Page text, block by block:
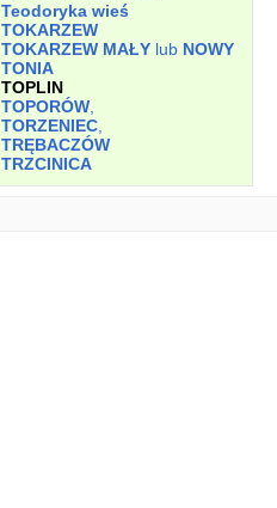
Teodoryka wieś
TOKARZEW
TOKARZEW MAŁY lub NOWY
TONIA
TOPLIN
TOPORÓW
TORZENIEC
TRĘBACZÓW
TRZCINICA